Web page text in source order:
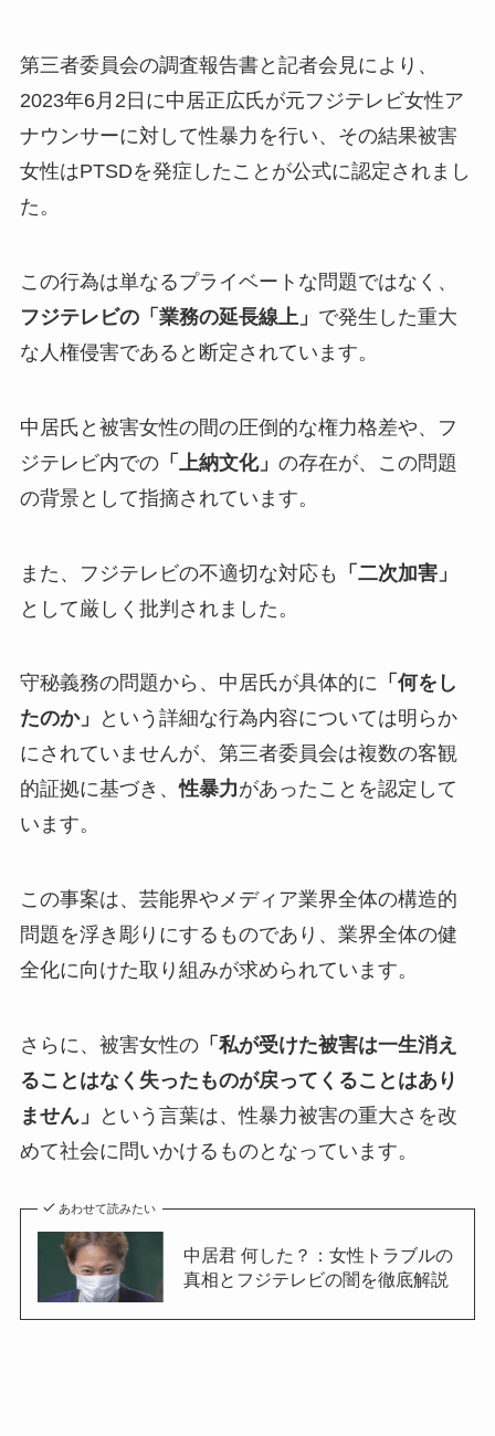
第三者委員会の調査報告書と記者会見により、
2023年6月2日に中居正広氏が元フジテレビ女性ア
ナウンサーに対して性暴力を行い、その結果被害
女性はPTSDを発症したことが公式に認定されまし
た。
この行為は単なるプライベートな問題ではなく、
フジテレビの「業務の延長線上」 で発生した重大
な人権侵害であると断定されています。
中居氏と被害女性の間の圧倒的な権力格差や、フ
ジテレビ内での「上納文化」 の存在が、この問題
の背景として指摘されています。
また、フジテレビの不適切な対応も
「二次加害」
として厳しく批判されました。
守秘義務の問題から、中居氏が具体的に 「何をし
たのか」
という詳細な行為内容については明らか
にされていませんが、第三者委員会は複数の客観
的証拠に基づき、性暴力があったことを認定して
います。
この事案は、芸能界やメディア業界全体の構造的
問題を浮き彫りにするものであり、業界全体の健
全化に向けた取り組みが求められています。
さらに、被害女性の「私が受けた被害は一生消え
ることはなく失ったものが戻ってくることはあり
ません」
という言葉は、性暴力被害の重大さを改
めて社会に問いかけるものとなっています。
あわせて読みたい
中居君 何した？：女性トラブルの
真相とフジテレビの闇を徹底解説